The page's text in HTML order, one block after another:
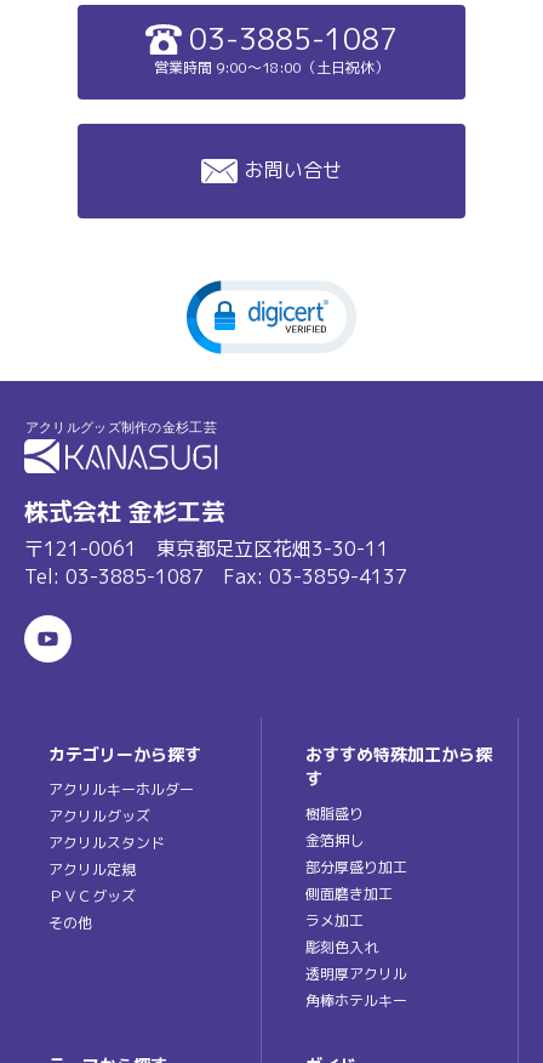
03-3885-1087
営業時間 9:00～18:00（土日祝休）
お問い合せ
株式会社 金杉工芸
〒121-0061 東京都足立区花畑3-30-11
Tel: 03-3885-1087 Fax: 03-3859-4137
カテゴリーから探す
アクリルキーホルダー
アクリルグッズ
アクリルスタンド
アクリル定規
ＰＶＣグッズ
その他
おすすめ特殊加工から探
す
樹脂盛り
金箔押し
部分厚盛り加工
側面磨き加工
ラメ加工
彫刻色入れ
透明厚アクリル
角棒ホテルキー